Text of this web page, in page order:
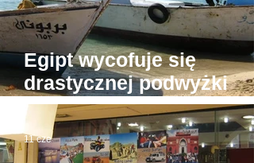
Egipt wycofuje się
drastycznej podwyżki
podatku za wycieczki po
Morzu Czerwonym
11 cze